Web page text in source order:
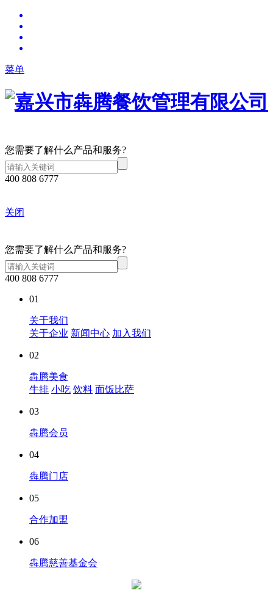
菜单
您需要了解什么产品和服务?
400 808 6777
关闭
您需要了解什么产品和服务?
400 808 6777
01
关于我们
关于企业 新闻中心 加入我们
02
犇腾美食
牛排 小吃 饮料 面饭比萨
03
犇腾会员
04
犇腾门店
05
合作加盟
06
犇腾慈善基金会